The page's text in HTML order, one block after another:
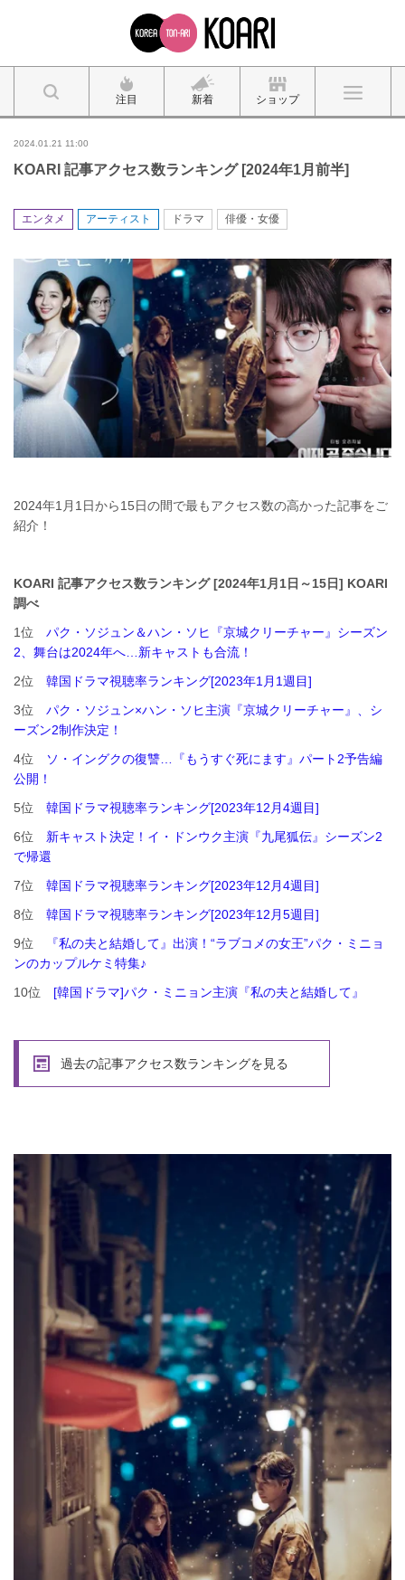
注目 新着 ショップ
2024.01.21 11:00
KOARI 記事アクセス数ランキング [2024年1月前半]
エンタメ アーティスト ドラマ 俳優・女優
2024年1月1日から15日の間で最もアクセス数の高かった記事をご
紹介！
KOARI 記事アクセス数ランキング [2024年1月1日～15日] KOARI
調べ
1位 パク・ソジュン＆ハン・ソヒ『京城クリーチャー』シーズン
2、舞台は2024年へ…新キャストも合流！
2位 韓国ドラマ視聴率ランキング[2023年1月1週目]
3位 パク・ソジュン×ハン・ソヒ主演『京城クリーチャー』、シ
ーズン2制作決定！
4位
ソ・イングクの復讐…『もうすぐ死にます』パート2予告編
公開！
5位 韓国ドラマ視聴率ランキング[2023年12月4週目]
6位 新キャスト決定！イ・ドンウク主演『九尾狐伝』シーズン2
で帰還
7位 韓国ドラマ視聴率ランキング[2023年12月4週目]
8位 韓国ドラマ視聴率ランキング[2023年12月5週目]
9位
『私の夫と結婚して』出演！“ラブコメの女王”パク・ミニョ
ンのカップルケミ特集♪
10位 [韓国ドラマ]パク・ミニョン主演『私の夫と結婚して』
過去の記事アクセス数ランキングを見る